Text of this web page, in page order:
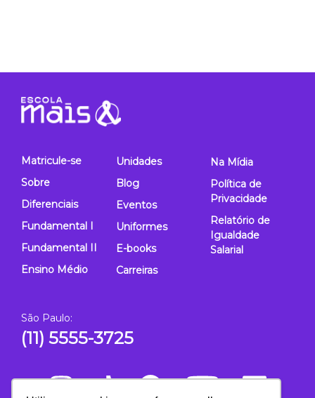
Matricule-se
Sobre
Diferenciais
Fundamental I
Fundamental II
Ensino Médio
Unidades
Blog
Eventos
Uniformes
E-books
Carreiras
Na Mídia
Política de
Privacidade
Relatório de
Igualdade
Salarial
São Paulo:
(11) 5555-3725